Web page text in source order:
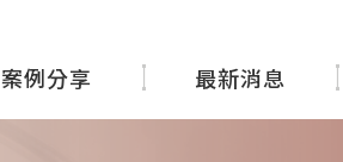
案例分享 最新消息